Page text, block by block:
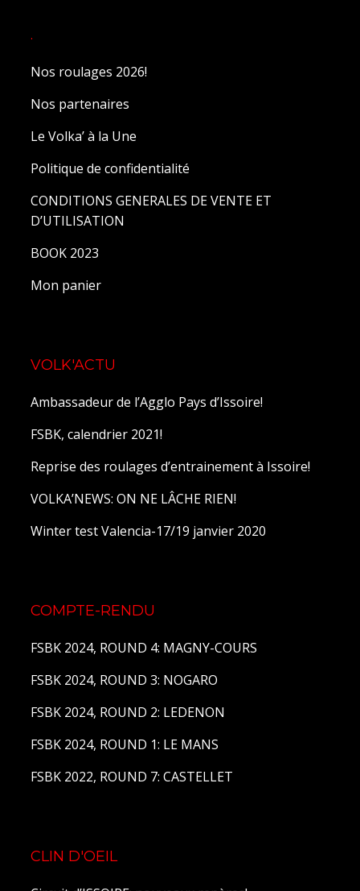
.
Nos roulages 2026!
Nos partenaires
Le Volka’ à la Une
Politique de confidentialité
CONDITIONS GENERALES DE VENTE ET
D’UTILISATION
BOOK 2023
Mon panier
VOLK'ACTU
Ambassadeur de l’Agglo Pays d’Issoire!
FSBK, calendrier 2021!
Reprise des roulages d’entrainement à Issoire!
VOLKA’NEWS: ON NE LÂCHE RIEN!
Winter test Valencia-17/19 janvier 2020
COMPTE-RENDU
FSBK 2024, ROUND 4: MAGNY-COURS
FSBK 2024, ROUND 3: NOGARO
FSBK 2024, ROUND 2: LEDENON
FSBK 2024, ROUND 1: LE MANS
FSBK 2022, ROUND 7: CASTELLET
CLIN D'OEIL